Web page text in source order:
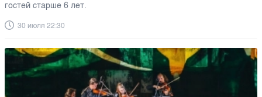
гостей старше 6 лет.
30 июля 22:30